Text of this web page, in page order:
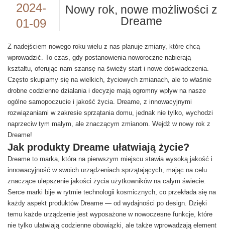
2024-
01-09
Nowy rok, nowe możliwości z
Dreame
Z nadejściem nowego roku wielu z nas planuje zmiany, które chcą
wprowadzić. To czas, gdy postanowienia noworoczne nabierają
kształtu, oferując nam szansę na świeży start i nowe doświadczenia.
Często skupiamy się na wielkich, życiowych zmianach, ale to właśnie
drobne codzienne działania i decyzje mają ogromny wpływ na nasze
ogólne samopoczucie i jakość życia. Dreame, z innowacyjnymi
rozwiązaniami w zakresie sprzątania domu, jednak nie tylko, wychodzi
naprzeciw tym małym, ale znaczącym zmianom. Wejdź w nowy rok z
Dreame!
Jak produkty Dreame ułatwiają życie?
Dreame to marka, która na pierwszym miejscu stawia wysoką jakość i
innowacyjność w swoich urządzeniach sprzątających, mając na celu
znaczące ulepszenie jakości życia użytkowników na całym świecie.
Serce marki bije w rytmie technologii kosmicznych, co przekłada się na
każdy aspekt produktów Dreame — od wydajności po design. Dzięki
temu każde urządzenie jest wyposażone w nowoczesne funkcje, które
nie tylko ułatwiają codzienne obowiązki, ale także wprowadzają element